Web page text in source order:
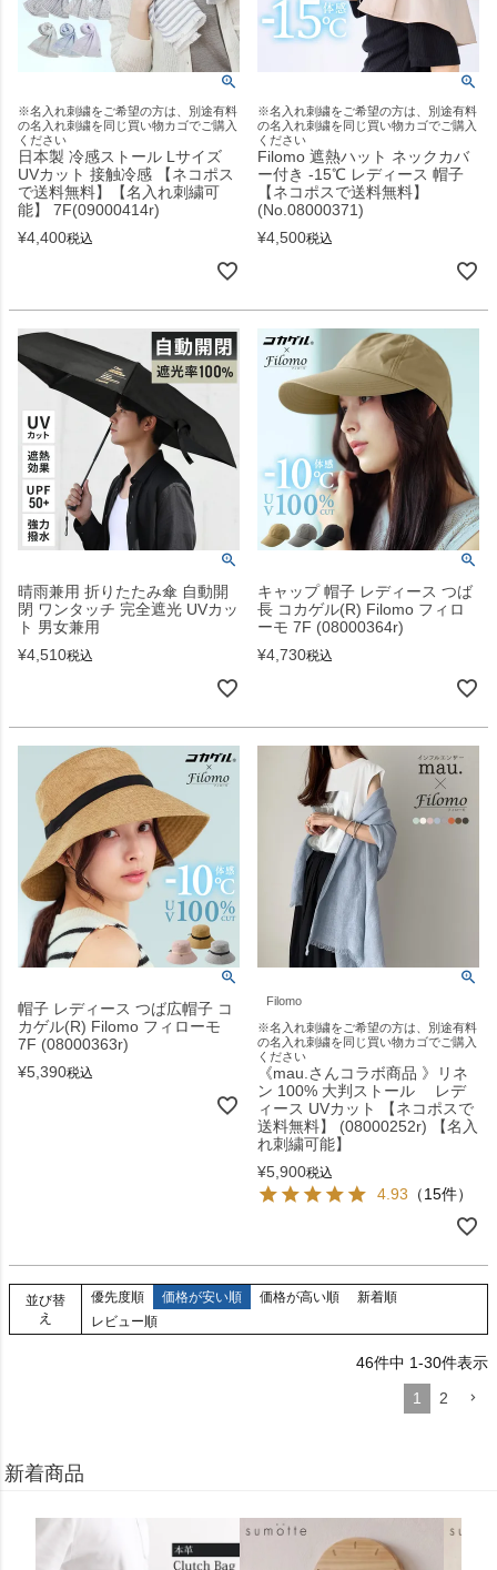
※名入れ刺繍をご希望の方は、別途有料
の名入れ刺繍を同じ買い物カゴでご購入
ください
日本製 冷感ストール Lサイズ
UVカット 接触冷感 【ネコポス
で送料無料】【名入れ刺繍可
能】 7F(09000414r)
¥4,400税込
※名入れ刺繍をご希望の方は、別途有料
の名入れ刺繍を同じ買い物カゴでご購入
ください
Filomo 遮熱ハット ネックカバ
ー付き -15℃ レディース 帽子
【ネコポスで送料無料】
(No.08000371)
¥4,500税込
晴雨兼用 折りたたみ傘 自動開
閉 ワンタッチ 完全遮光 UVカッ
ト 男女兼用
¥4,510税込
キャップ 帽子 レディース つば
長 コカゲル(R) Filomo フィロ
ーモ 7F (08000364r)
¥4,730税込
帽子 レディース つば広帽子 コ
カゲル(R) Filomo フィローモ
7F (08000363r)
¥5,390税込
Filomo
※名入れ刺繍をご希望の方は、別途有料
の名入れ刺繍を同じ買い物カゴでご購入
ください
《mau.さんコラボ商品 》リネ
ン 100% 大判ストール レデ
ィース UVカット 【ネコポスで
送料無料】 (08000252r) 【名入
れ刺繍可能】
¥5,900税込
4.93 （15件）
並び替
え
優先度順 価格が安い順 価格が高い順
新着順
レビュー順
46件中 1-30件表示
1
2
新着商品